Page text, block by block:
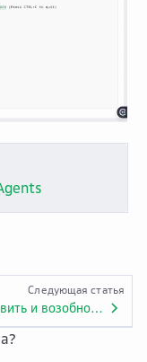
Следующая статья
Остановить и возобновить работу агентной системы